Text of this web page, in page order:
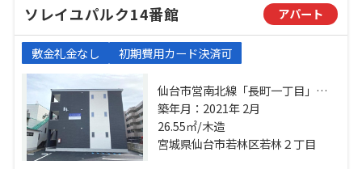
ソレイユパルク14番館 アパート
敷金礼金なし 初期費用カード決済可
仙台市営南北線「長町一丁目」
駅 徒歩14分 仙台市営南北線「河原
町」駅 徒歩18分 東北本線「長町」
駅 徒歩25分
築年月：2021年 2月
26.55㎡/木造
宮城県仙台市若林区若林２丁目